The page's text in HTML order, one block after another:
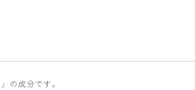
の成分です。